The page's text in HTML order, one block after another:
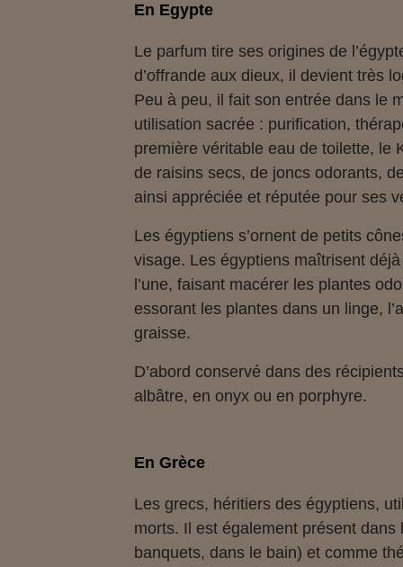
En Egypte
Le parfum tire ses origines de
d’offrande aux dieux, il devient très
Peu à peu, il fait son entrée dans le
utilisation sacrée : purification,
première véritable eau de toilette, le
de raisins secs, de joncs odorants,
ainsi appréciée et réputée pour ses
Les égyptiens s’ornent de petits
visage. Les égyptiens maîtrisent
l’une, faisant macérer les plantes
essorant les plantes dans un linge,
graisse.
D’abord conservé dans des
albâtre, en onyx ou en porphyre.
En Grèce
Les grecs, héritiers des égyptiens,
morts. Il est également présent
banquets, dans le bain) et comme